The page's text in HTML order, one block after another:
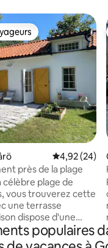
Évaluation
4,92 (24)
près de la plage
célèbre plage de
vous trouverez cette
une terrasse
dispose d'une
avec un lit de 160,
deux lits de 90,
populaires